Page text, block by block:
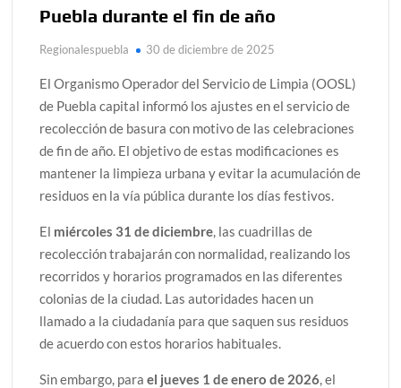
Puebla durante el fin de año
Regionalespuebla 30 de diciembre de 2025
El Organismo Operador del Servicio de Limpia (OOSL)
de Puebla capital informó los ajustes en el servicio de
recolección de basura con motivo de las celebraciones
de fin de año. El objetivo de estas modificaciones es
mantener la limpieza urbana y evitar la acumulación de
residuos en la vía pública durante los días festivos.
El miércoles 31 de diciembre, las cuadrillas de
recolección trabajarán con normalidad, realizando los
recorridos y horarios programados en las diferentes
colonias de la ciudad. Las autoridades hacen un
llamado a la ciudadanía para que saquen sus residuos
de acuerdo con estos horarios habituales.
Sin embargo, parael jueves 1 de enero de 2026, el